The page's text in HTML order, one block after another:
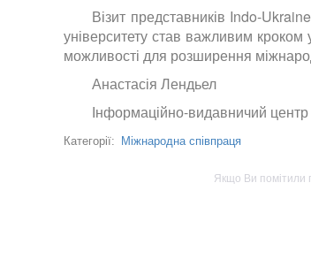
Візит представників Indo-
університету став важливим кроком у
можливості для розширення
Анастасія Лендьел
Інформаційно-видавничий центр
Категорії: Міжнародна співпраця
Якщо Ви помітили